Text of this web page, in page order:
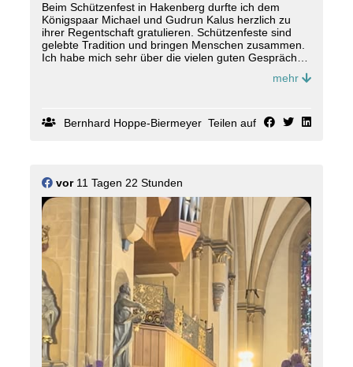
Beim Schützenfest in Hakenberg durfte ich dem
Königspaar Michael und Gudrun Kalus herzlich zu
ihrer Regentschaft gratulieren. Schützenfeste sind
gelebte Tradition und bringen Menschen zusammen.
Ich habe mich sehr über die vielen guten Gespräche
mehr
Bernhard Hoppe-Biermeyer Teilen auf
vor11 Tagen 22 Stunden